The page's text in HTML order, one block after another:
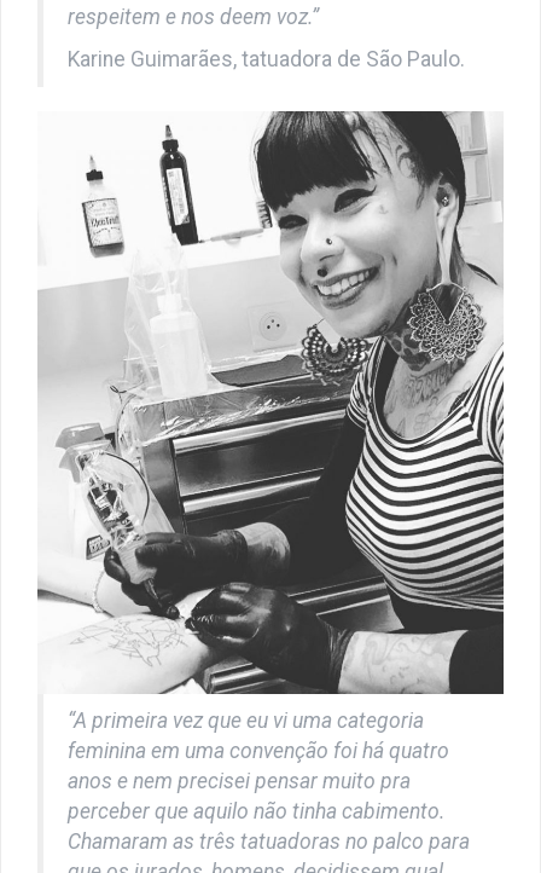
respeitem e nos deem voz.”
Karine Guimarães, tatuadora de São Paulo.
“A primeira vez que eu vi uma categoria
feminina em uma convenção foi há quatro
anos e nem precisei pensar muito pra
perceber que aquilo não tinha cabimento.
Chamaram as três tatuadoras no palco para